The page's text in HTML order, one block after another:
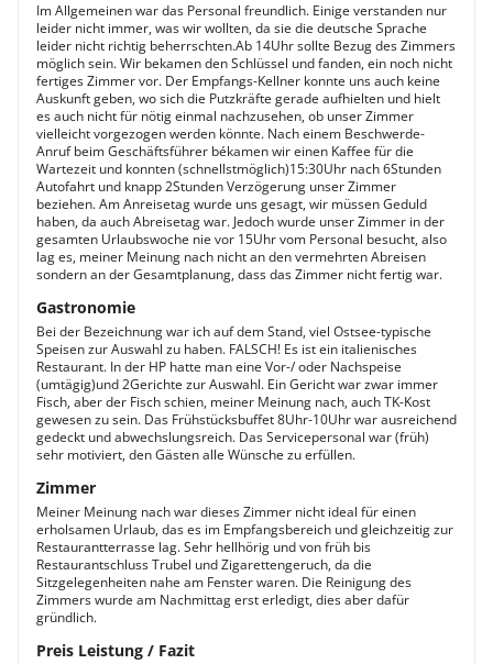
Im Allgemeinen war das Personal freundlich. Einige verstanden nur
leider nicht immer, was wir wollten, da sie die deutsche Sprache
leider nicht richtig beherrschten.Ab 14Uhr sollte Bezug des Zimmers
möglich sein. Wir bekamen den Schlüssel und fanden, ein noch nicht
fertiges Zimmer vor. Der Empfangs-Kellner konnte uns auch keine
Auskunft geben, wo sich die Putzkräfte gerade aufhielten und hielt
es auch nicht für nötig einmal nachzusehen, ob unser Zimmer
vielleicht vorgezogen werden könnte. Nach einem Beschwerde-
Anruf beim Geschäftsführer békamen wir einen Kaffee für die
Wartezeit und konnten (schnellstmöglich)15:30Uhr nach 6Stunden
Autofahrt und knapp 2Stunden Verzögerung unser Zimmer
beziehen. Am Anreisetag wurde uns gesagt, wir müssen Geduld
haben, da auch Abreisetag war. Jedoch wurde unser Zimmer in der
gesamten Urlaubswoche nie vor 15Uhr vom Personal besucht, also
lag es, meiner Meinung nach nicht an den vermehrten Abreisen
sondern an der Gesamtplanung, dass das Zimmer nicht fertig war.
Gastronomie
Bei der Bezeichnung war ich auf dem Stand, viel Ostsee-typische
Speisen zur Auswahl zu haben. FALSCH! Es ist ein italienisches
Restaurant. In der HP hatte man eine Vor-/ oder Nachspeise
(umtägig)und 2Gerichte zur Auswahl. Ein Gericht war zwar immer
Fisch, aber der Fisch schien, meiner Meinung nach, auch TK-Kost
gewesen zu sein. Das Frühstücksbuffet 8Uhr-10Uhr war ausreichend
gedeckt und abwechslungsreich. Das Servicepersonal war (früh)
sehr motiviert, den Gästen alle Wünsche zu erfüllen.
Zimmer
Meiner Meinung nach war dieses Zimmer nicht ideal für einen
erholsamen Urlaub, das es im Empfangsbereich und gleichzeitig zur
Restaurantterrasse lag. Sehr hellhörig und von früh bis
Restaurantschluss Trubel und Zigarettengeruch, da die
Sitzgelegenheiten nahe am Fenster waren. Die Reinigung des
Zimmers wurde am Nachmittag erst erledigt, dies aber dafür
gründlich.
Preis Leistung / Fazit